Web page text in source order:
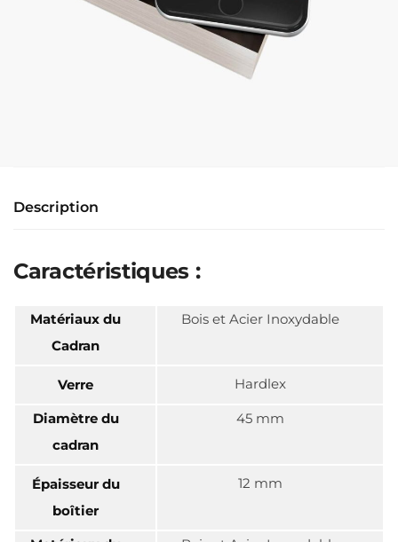
Description
Caractéristiques :
Matériaux du
Cadran
Bois et Acier Inoxydable
Verre Hardlex
Diamètre du
cadran
45 mm
Épaisseur du
boîtier
12 mm